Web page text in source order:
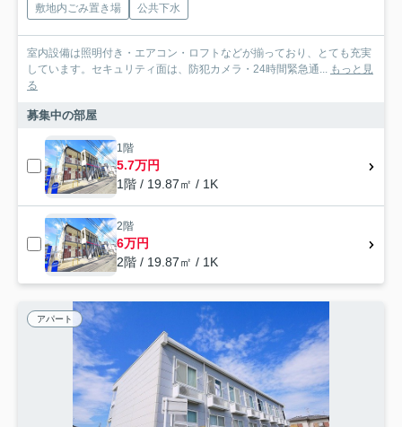
敷地内ごみ置き場
公共下水
室内設備は照明付き・エアコン・ロフトなどが揃っており、とても充実
しています。セキュリティ面は、防犯カメラ・24時間緊急通...
もっと見
る
募集中の部屋
1階
5.7万円
1階 / 19.87㎡ / 1K
2階
6万円
2階 / 19.87㎡ / 1K
アパート